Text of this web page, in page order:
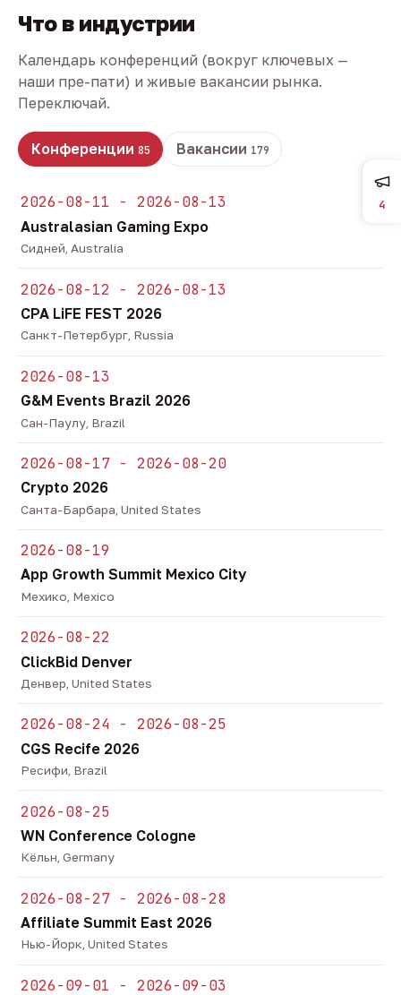
Что в индустрии
Календарь конференций (вокруг ключевых —
наши пре-пати) и живые вакансии рынка.
Переключай.
Конференции 85 Вакансии 179
2026-08-11 - 2026-08-13
Australasian Gaming Expo
Сидней, Australia
2026-08-12 - 2026-08-13
CPA LiFE FEST 2026
Санкт-Петербург, Russia
2026-08-13
G&M Events Brazil 2026
Сан-Паулу, Brazil
2026-08-17 - 2026-08-20
Crypto 2026
Санта-Барбара, United States
2026-08-19
App Growth Summit Mexico City
Мехико, Mexico
2026-08-22
ClickBid Denver
Денвер, United States
2026-08-24 - 2026-08-25
CGS Recife 2026
Ресифи, Brazil
2026-08-25
WN Conference Cologne
Кёльн, Germany
2026-08-27 - 2026-08-28
Affiliate Summit East 2026
Нью-Йорк, United States
2026-09-01 - 2026-09-03
4